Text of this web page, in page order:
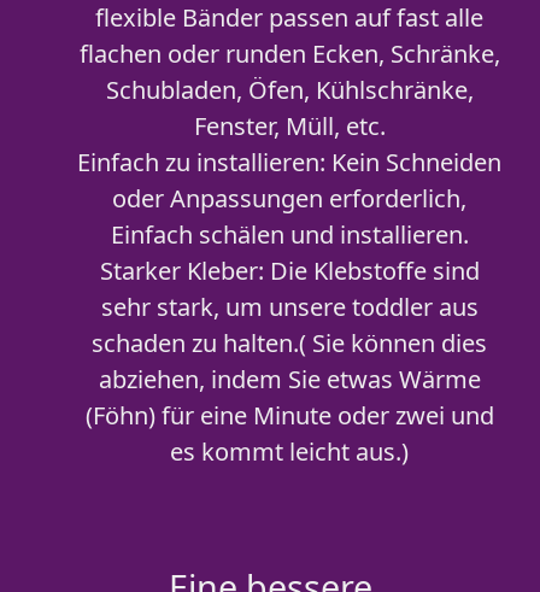
flexible Bänder passen auf fast alle
flachen oder runden Ecken, Schränke,
Schubladen, Öfen, Kühlschränke,
Fenster, Müll, etc.
Einfach zu installieren: Kein Schneiden
oder Anpassungen erforderlich,
Einfach schälen und installieren.
Starker Kleber: Die Klebstoffe sind
sehr stark, um unsere toddler aus
schaden zu halten.( Sie können dies
abziehen, indem Sie etwas Wärme
(Föhn) für eine Minute oder zwei und
es kommt leicht aus.)